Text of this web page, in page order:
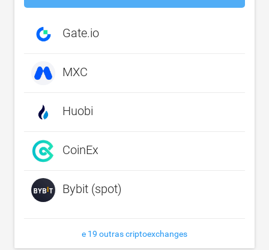
Gate.io
MXC
Huobi
CoinEx
Bybit (spot)
e 19 outras criptoexchanges